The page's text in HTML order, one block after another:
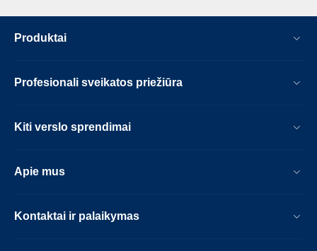
Produktai
Profesionali sveikatos priežiūra
Kiti verslo sprendimai
Apie mus
Kontaktai ir palaikymas